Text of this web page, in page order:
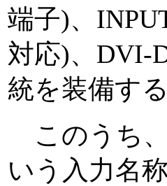
端子)、
対応)、DVI-
統を装備する
このうち、
いう入力名